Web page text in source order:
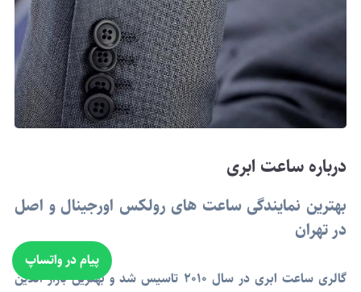
درباره ساعت ابری
بهترین نمایندگی ساعت های رولکس اورجینال و اصل
در تهران
گالری ساعت ابری در سال 2010 تاسیس شد و بهترین بازار آنلاین
پیام در واتساپ